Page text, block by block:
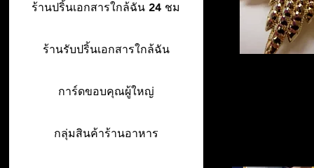
ร้านปริ้นเอกสารใกล้ฉัน 24 ชม
ร้านรับปริ้นเอกสารใกล้ฉัน
การ์ดขอบคุณผู้ใหญ่
กลุ่มสินค้าร้านอาหาร